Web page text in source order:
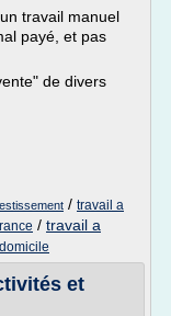
travail manuel
payé, et pas
de divers
/ travail a
/ travail a
et